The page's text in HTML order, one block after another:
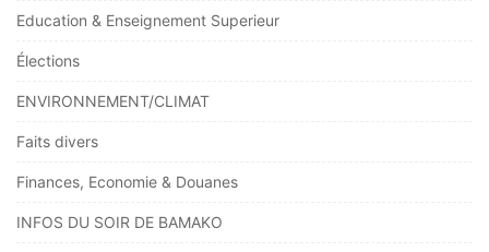
Education & Enseignement Superieur
Élections
ENVIRONNEMENT/CLIMAT
Faits divers
Finances, Economie & Douanes
INFOS DU SOIR DE BAMAKO